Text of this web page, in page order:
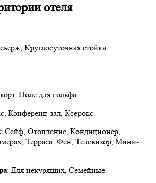
отеля
Круглосуточная стойка
Поле для гольфа
Конференц-зал, Ксерокс
: Сейф, Отопление, Кондиционер,
Терраса, Фен, Телевизор, Мини-
: Для некурящих, Семейные